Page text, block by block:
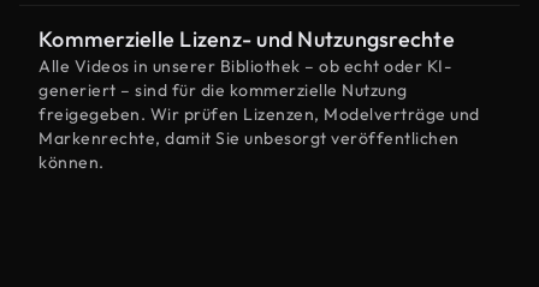
Kommerzielle Lizenz- und Nutzungsrechte
Alle Videos in unserer Bibliothek – ob echt oder KI-
generiert – sind für die kommerzielle Nutzung
freigegeben. Wir prüfen Lizenzen, Modelverträge und
Markenrechte, damit Sie unbesorgt veröffentlichen
können.